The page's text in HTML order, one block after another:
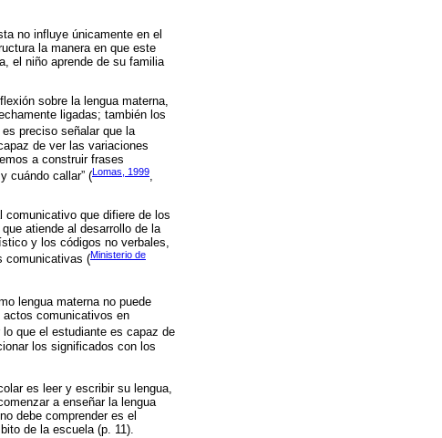
no influye únicamente en el
la manera en que este
el niño aprende de su familia
sobre la lengua materna,
ligadas; también los
preciso señalar que la
de ver las variaciones
a construir frases
cuándo callar” (Lomas, 1999
comunicativo que difiere de los
atiende al desarrollo de la
y los códigos no verbales,
comunicativas (Ministerio de
lengua materna no puede
actos comunicativos en
lo que el estudiante es capaz de
los significados con los
es leer y escribir su lengua,
a enseñar la lengua
debe comprender es el
de la escuela (p. 11).